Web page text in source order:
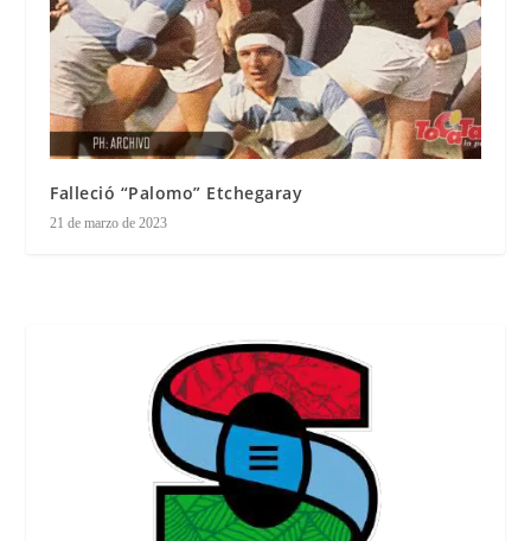
Falleció “Palomo” Etchegaray
21 de marzo de 2023